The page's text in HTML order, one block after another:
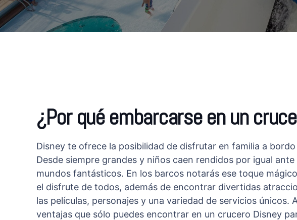
¿Por qué embarcarse en un
Disney te ofrece la posibilidad de disfrutar en familia a
Desde siempre grandes y niños caen rendidos por igual
mundos fantásticos. En los barcos notarás ese toque
el disfrute de todos, además de encontrar divertidas
las películas, personajes y una variedad de servicios únicos.
ventajas que sólo puedes encontrar en un crucero Disney